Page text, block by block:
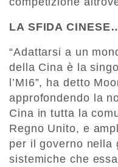
LA SFIDA
“Adattarsi a un
della Cina è la
l’MI6”, ha detto
approfondendo la
Cina in tutta la
Regno Unito, e
per il governo nella
sistemiche che